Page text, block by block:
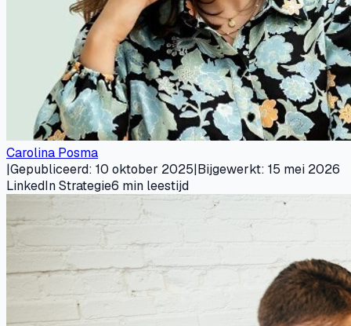
Carolina Posma
|Gepubliceerd: 10 oktober 2025|Bijgewerkt: 15 mei 2026
LinkedIn Strategie6 min leestijd